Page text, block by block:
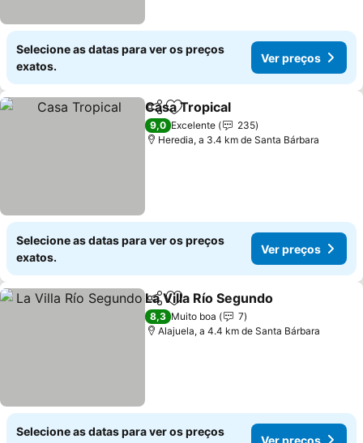
Selecione as datas para ver os preços
exatos.
Ver preços
PartilharAdicionar aos favoritos
Casa Tropical
9,0 Excelente
235
Heredia, a 3.4 km de Santa Bárbara
Selecione as datas para ver os preços
exatos.
Ver preços
PartilharAdicionar aos favoritos
La Villa Río Segundo
8,3 Muito boa
7
Alajuela, a 4.4 km de Santa Bárbara
Selecione as datas para ver os preços
Ver preços